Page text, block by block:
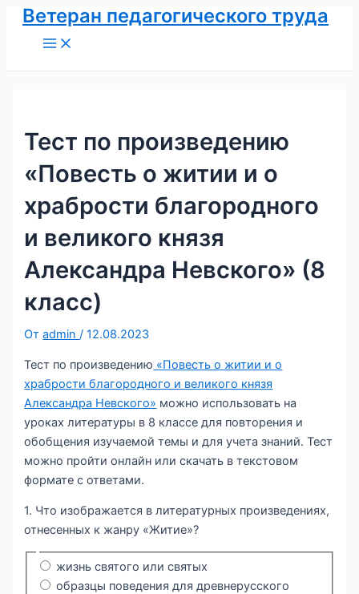
Перейти
Ветеран педагогического труда
Main
Menu
Тест по произведению
«Повесть о житии и о
храбрости благородного
и великого князя
Александра Невского» (8
класс)
Отadmin/12.08.2023
Тест по произведению «Повесть о житии и о
храбрости благородного и великого князя
Александра Невского» можно использовать на
уроках литературы в 8 классе для повторения и
обобщения изучаемой темы и для учета знаний. Тест
можно пройти онлайн или скачать в текстовом
формате с ответами.
1. Что изображается в литературных произведениях,
отнесенных к жанру «Житие»?
жизнь святого или святых
образцы поведения для древнерусского